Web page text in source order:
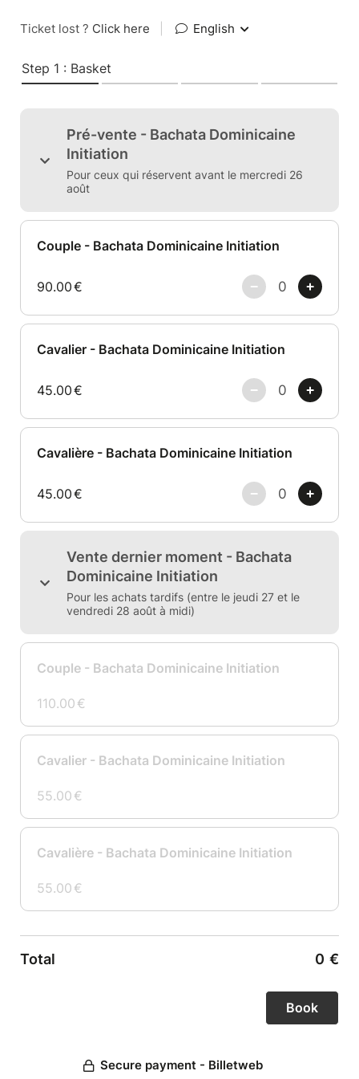
Ticket lost ? Click here English
Step 1 : Basket
Pré-vente - Bachata Dominicaine
Initiation
Pour ceux qui réservent avant le mercredi 26
août
Couple - Bachata Dominicaine Initiation
90.00€
Cavalier - Bachata Dominicaine Initiation
45.00€
Cavalière - Bachata Dominicaine Initiation
45.00€
Vente dernier moment - Bachata
Dominicaine Initiation
Pour les achats tardifs (entre le jeudi 27 et le
vendredi 28 août à midi)
Couple - Bachata Dominicaine Initiation
110.00 €
Cavalier - Bachata Dominicaine Initiation
55.00 €
Cavalière - Bachata Dominicaine Initiation
55.00 €
Total 0 €
Secure payment - Billetweb